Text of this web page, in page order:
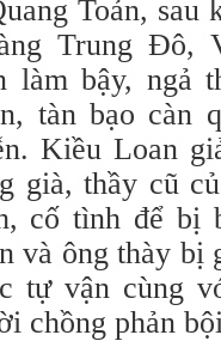
Toản, sau
Trung Đô,
làm bậy, ngả
tàn bạo càn
Kiều Loan
già, thầy cũ
cố tình để bị
và ông thày bị
tự vận cùng
chồng phản